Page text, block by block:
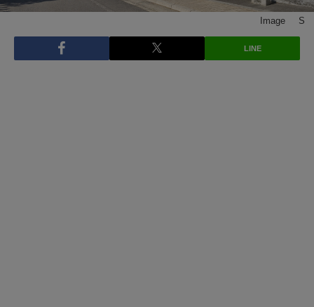
Image © S
LINE